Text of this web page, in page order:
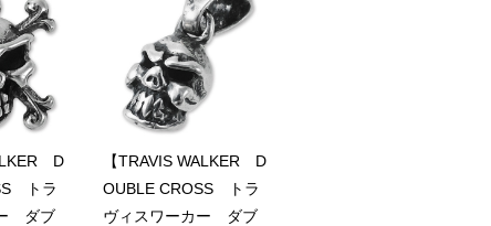
D
トラ
ダブ
【TRAVIS WALKER D
OUBLE CROSS トラ
ヴィスワーカー ダブ